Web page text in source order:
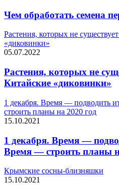
Чем обработать семена
Растения, которых не
«диковинки»
05.07.2022
Растения, которых не
Китайские «диковинки»
1 декабря. Время — подводить
строить планы на 2020 год
15.10.2021
1 декабря. Время —
Время — строить планы
Крымские сосны-близняшки
15.10.2021